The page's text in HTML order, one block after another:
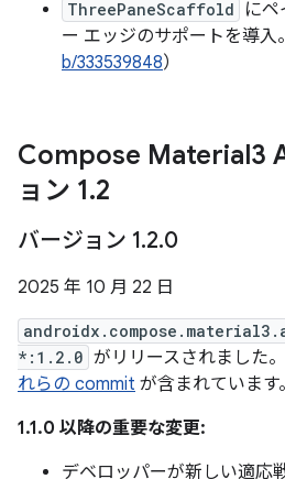
ThreePaneScaffold
に
ー エッジのサポートを導入
b/333539848）
Compose Material3
ョン 1.2
バージョン 1.2.0
2025 年 10 月 22 日
*:1.2.0 がリリースされました
れらの commit が含まれています。
1.1.0 以降の重要な変更:
デベロッパーが新しい適応